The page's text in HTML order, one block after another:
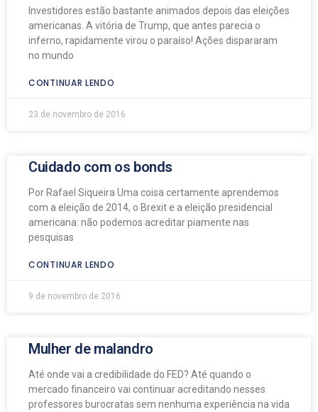
Investidores estão bastante animados depois das eleições
americanas. A vitória de Trump, que antes parecia o
inferno, rapidamente virou o paraíso! Ações dispararam
no mundo
CONTINUAR LENDO
23 de novembro de 2016
Cuidado com os bonds
Por Rafael Siqueira Uma coisa certamente aprendemos
com a eleição de 2014, o Brexit e a eleição presidencial
americana: não podemos acreditar piamente nas
pesquisas
CONTINUAR LENDO
9 de novembro de 2016
Mulher de malandro
Até onde vai a credibilidade do FED? Até quando o
mercado financeiro vai continuar acreditando nesses
professores burocratas sem nenhuma experiência na vida